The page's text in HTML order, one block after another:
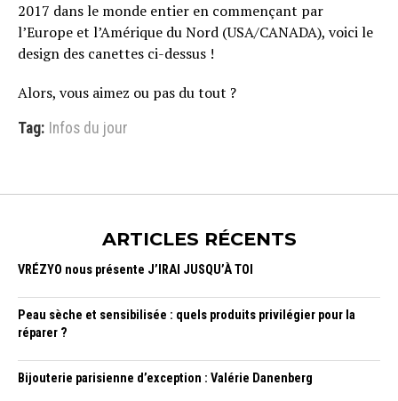
2017 dans le monde entier en commençant par
l’Europe et l’Amérique du Nord (USA/CANADA), voici le
design des canettes ci-dessus !
Alors, vous aimez ou pas du tout ?
Tag: Infos du jour
ARTICLES RÉCENTS
VRÉZYO nous présente J’IRAI JUSQU’À TOI
Peau sèche et sensibilisée : quels produits privilégier pour la
réparer ?
Bijouterie parisienne d’exception : Valérie Danenberg